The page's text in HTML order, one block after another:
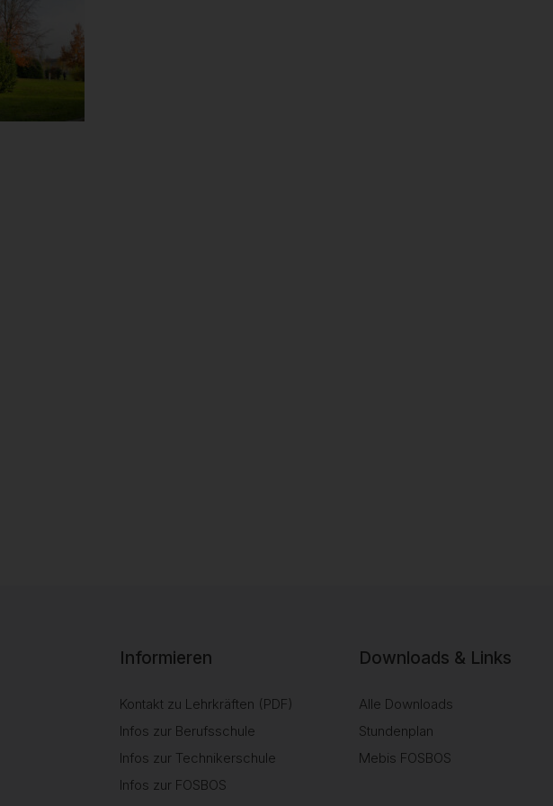
Informieren
Kontakt zu Lehrkräften (PDF)
Infos zur Berufsschule
Infos zur Technikerschule
Infos zur FOSBOS
Downloads & Links
Alle Downloads
Stundenplan
Mebis FOSBOS